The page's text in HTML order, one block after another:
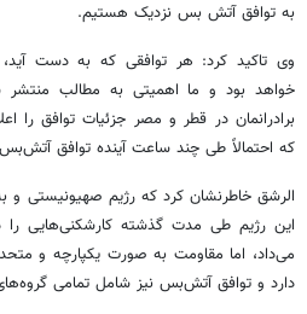
به توافق آتش بس نزدیک هستیم.
وی تاکید کرد: هر توافقی که به دست
خواهد بود و ما اهمیتی به مطالب
برادرانمان در قطر و مصر جزئیات توافق را
که احتمالاً طی چند ساعت آینده توافق
الرشق خاطرنشان کرد که رژیم صهیونیستی و
این رژیم طی مدت گذشته کارشکنی‌هایی
می‌داد، اما مقاومت به صورت یکپارچه و
دارد و توافق آتش‌بس نیز شامل تمامی